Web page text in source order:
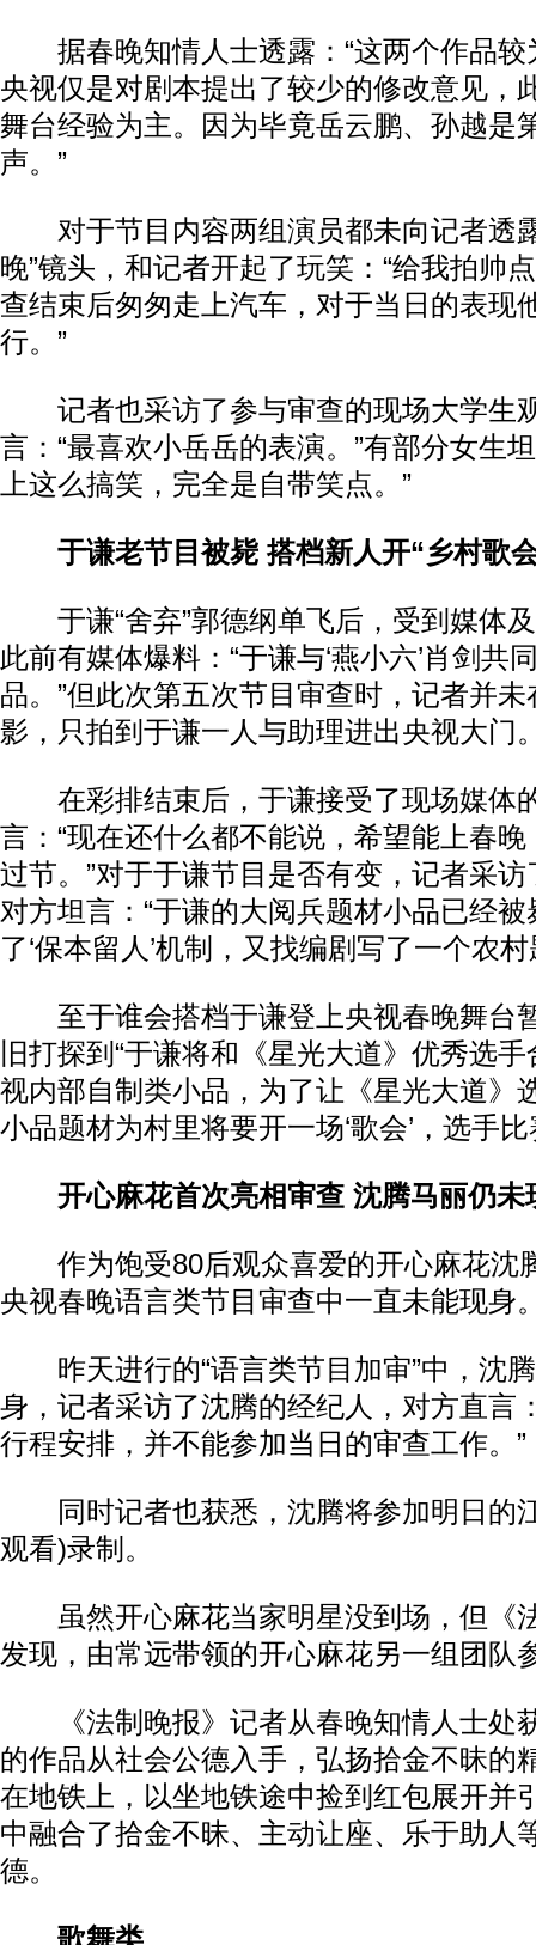
据春晚知情人士透露：“这两个作品较
央视仅是对剧本提出了较少的修改意见，
舞台经验为主。因为毕竟岳云鹏、孙越是
声。”
对于节目内容两组演员都未向记者透
晚”镜头，和记者开起了玩笑：“给我拍帅
查结束后匆匆走上汽车，对于当日的表现
行。”
记者也采访了参与审查的现场大学生
言：“最喜欢小岳岳的表演。”有部分女生
上这么搞笑，完全是自带笑点。”
于谦老节目被毙 搭档新人开“乡村歌
于谦“舍弃”郭德纲单飞后，受到媒体
此前有媒体爆料：“于谦与‘燕小六’肖剑共
品。”但此次第五次节目审查时，记者并
影，只拍到于谦一人与助理进出央视大门
在彩排结束后，于谦接受了现场媒体
言：“现在还什么都不能说，希望能上春
过节。”对于于谦节目是否有变，记者采
对方坦言：“于谦的大阅兵题材小品已经
了‘保本留人’机制，又找编剧写了一个农
至于谁会搭档于谦登上央视春晚舞台
旧打探到“于谦将和《星光大道》优秀选
视内部自制类小品，为了让《星光大道》
小品题材为村里将要开一场‘歌会’，选手
开心麻花首次亮相审查 沈腾马丽仍未
作为饱受80后观众喜爱的开心麻花沈
央视春晚语言类节目审查中一直未能现身
昨天进行的“语言类节目加审”中，沈
身，记者采访了沈腾的经纪人，对方直言
行程安排，并不能参加当日的审查工作。”
同时记者也获悉，沈腾将参加明日的
观看)录制。
虽然开心麻花当家明星没到场，但《
发现，由常远带领的开心麻花另一组团队
《法制晚报》记者从春晚知情人士处
的作品从社会公德入手，弘扬拾金不昧的
在地铁上，以坐地铁途中捡到红包展开并
中融合了拾金不昧、主动让座、乐于助人
德。